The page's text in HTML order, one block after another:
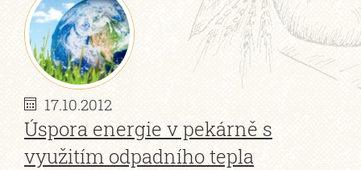
17.10.2012
Úspora energie v pekárně s
využitím odpadního tepla